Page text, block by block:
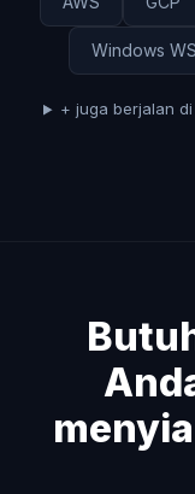
Windows
+ juga berjalan di